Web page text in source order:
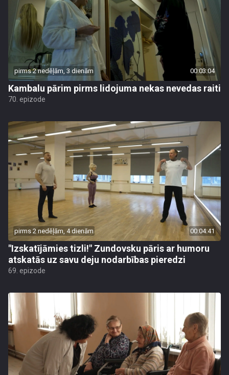
pirms 2 nedēļām, 3 dienām 00:03:04
Kambalu pārim pirms lidojuma nekas nevedas raiti
70. epizode
pirms 2 nedēļām, 4 dienām 00:04:41
"Izskatījāmies tizli!" Zundovsku pāris ar humoru
atskatās uz savu deju nodarbības pieredzi
69. epizode